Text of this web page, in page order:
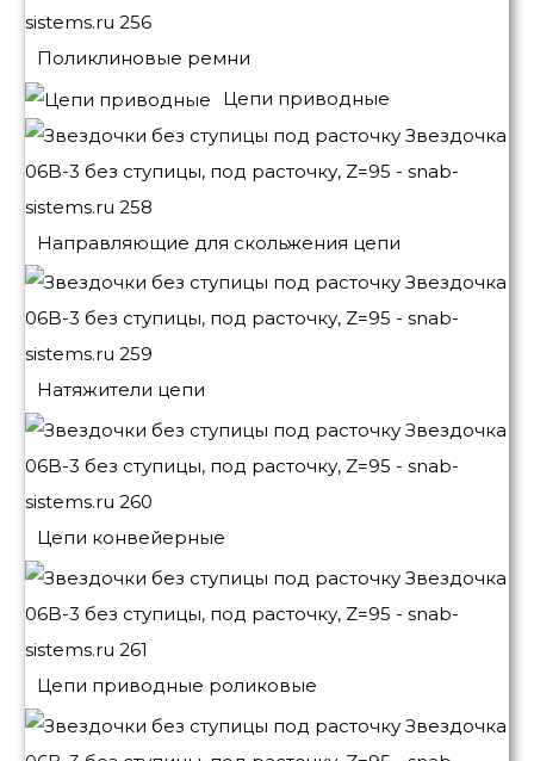
Поликлиновые ремни
Цепи приводные
Направляющие для скольжения цепи
Натяжители цепи
Цепи конвейерные
Цепи приводные роликовые